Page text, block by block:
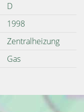
D
1998
Zentralheizung
Gas